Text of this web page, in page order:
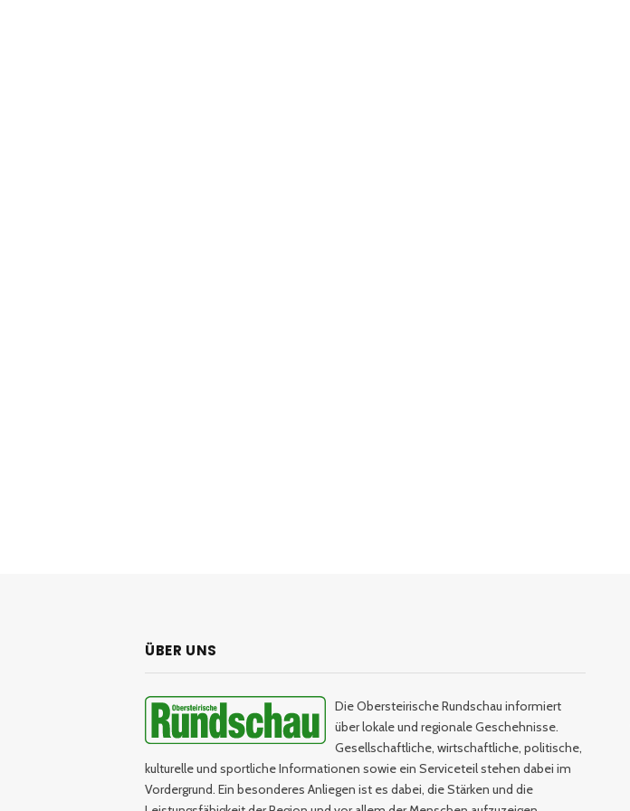
ÜBER UNS
Die Obersteirische Rundschau informiert
über lokale und regionale Geschehnisse.
Gesellschaftliche, wirtschaftliche, politische,
kulturelle und sportliche Informationen sowie ein Serviceteil stehen dabei im
Vordergrund. Ein besonderes Anliegen ist es dabei, die Stärken und die